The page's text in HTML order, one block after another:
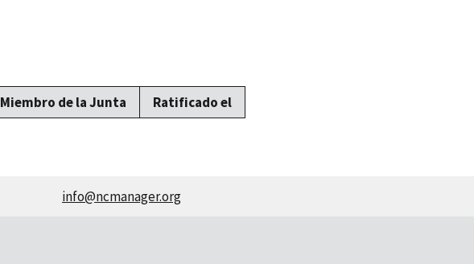
Miembro de la Junta Ratificado el
info@ncmanager.org